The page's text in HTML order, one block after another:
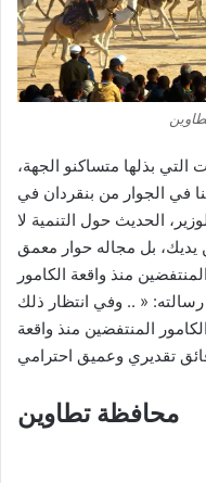
بذلها متساكنو الجهة،
في الجوار من بنقردان في
الحديث حول التنمية لا
يديك، بل مجاله حوار معمق
« .. وفي انتظار ذلك
المنتفضين منذ واقعة
محافظة تطاوين